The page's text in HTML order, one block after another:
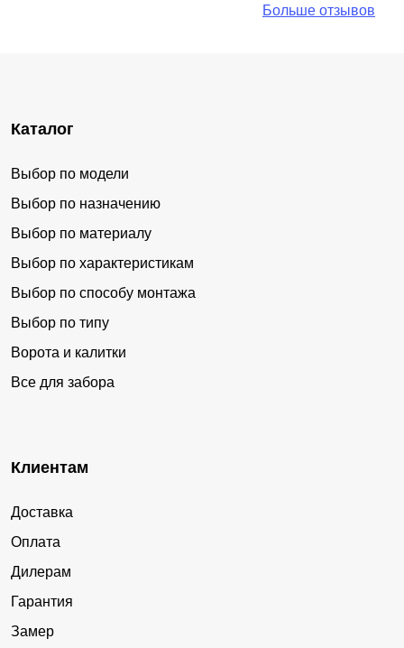
Больше отзывов
Каталог
Выбор по модели
Выбор по назначению
Выбор по материалу
Выбор по характеристикам
Выбор по способу монтажа
Выбор по типу
Ворота и калитки
Все для забора
Клиентам
Доставка
Оплата
Дилерам
Гарантия
Замер